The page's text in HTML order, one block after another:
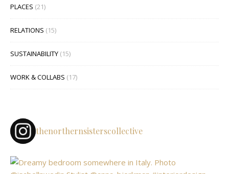
PLACES (21)
RELATIONS (15)
SUSTAINABILITY (15)
WORK & COLLABS (17)
thenorthernsisterscollective